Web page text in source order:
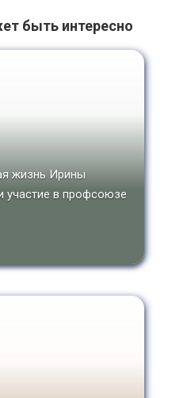
быть интересно
жизнь Ирины
участие в профсоюзе